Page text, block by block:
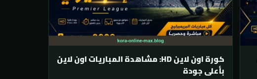
كورة اون لاين HD: مشاهدة المباريات اون لاين
بأعلى جودة